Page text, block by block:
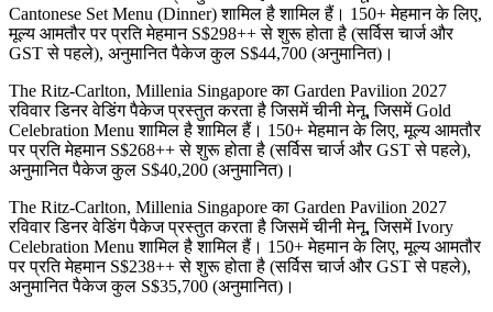
Cantonese Set Menu (Dinner) शामिल है शामिल हैं। 150+ मेहमान के लिए,
मूल्य आमतौर पर प्रति मेहमान S$298++ से शुरू होता है (सर्विस चार्ज और
GST से पहले), अनुमानित पैकेज कुल S$44,700 (अनुमानित)।
The Ritz-Carlton, Millenia Singapore का Garden Pavilion 2027
रविवार डिनर वेडिंग पैकेज प्रस्तुत करता है जिसमें चीनी मेनू, जिसमें Gold
Celebration Menu शामिल है शामिल हैं। 150+ मेहमान के लिए, मूल्य आमतौर
पर प्रति मेहमान S$268++ से शुरू होता है (सर्विस चार्ज और GST से पहले),
अनुमानित पैकेज कुल S$40,200 (अनुमानित)।
The Ritz-Carlton, Millenia Singapore का Garden Pavilion 2027
रविवार डिनर वेडिंग पैकेज प्रस्तुत करता है जिसमें चीनी मेनू, जिसमें Ivory
Celebration Menu शामिल है शामिल हैं। 150+ मेहमान के लिए, मूल्य आमतौर
पर प्रति मेहमान S$238++ से शुरू होता है (सर्विस चार्ज और GST से पहले),
अनुमानित पैकेज कुल S$35,700 (अनुमानित)।